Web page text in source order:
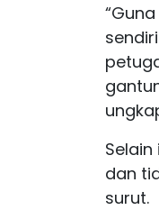
dan
surut.